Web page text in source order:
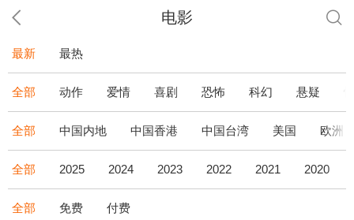
电影
最新 最热
全部 动作 爱情 喜剧 恐怖 科幻 悬疑
全部 中国内地 中国香港 中国台湾 美国 欧洲
全部 2025 2024 2023 2022 2021 2020
全部 免费 付费